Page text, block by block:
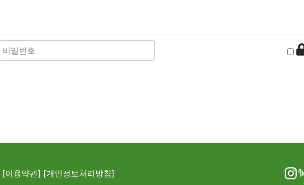
[이용약관] [개인정보처리방침]